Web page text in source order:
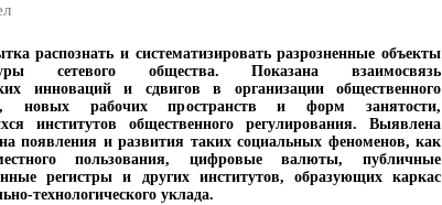
распознать и систематизировать разрозненные объекты
сетевого общества. Показана взаимосвязь
инноваций и сдвигов в организации общественного
новых рабочих пространств и форм занятости,
институтов общественного регулирования. Выявлена
появления и развития таких социальных феноменов, как
пользования, цифровые валюты, публичные
регистры и других институтов, образующих каркас
технологического уклада.